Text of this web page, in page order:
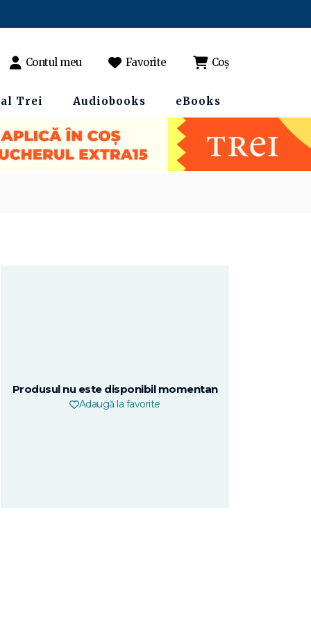
Contul meu Favorite Coș
Trei Audiobooks eBooks
Produsul nu este disponibil momentan
Adaugă la favorite